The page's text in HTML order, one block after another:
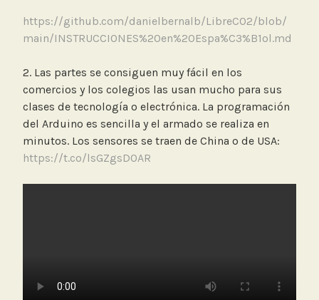
https://github.com/danielbernalb/LibreCO2/blob/
main/INSTRUCCIONES%20en%20Espa%C3%B1ol.md
2. Las partes se consiguen muy fácil en los
comercios y los colegios las usan mucho para sus
clases de tecnología o electrónica. La programación
del Arduino es sencilla y el armado se realiza en
minutos. Los sensores se traen de China o de USA:
https://t.co/lsGZgsDOAR